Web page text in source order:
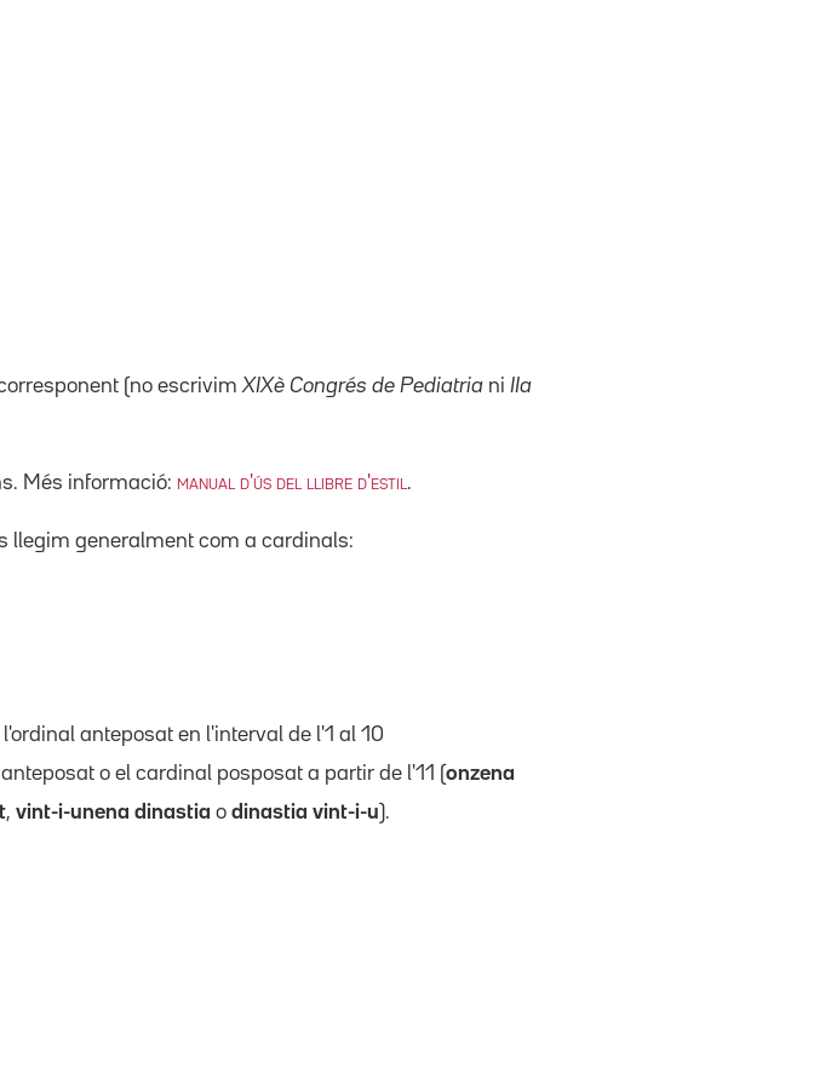
(no escrivim XIXè Congrés de Pediatria ni IIa
Més informació: manual d'ús del llibre d'estil .
llegim generalment com a cardinals:
anteposat en l'interval de l'1 al 10
o el cardinal posposat a partir de l'11 (onzena
, vint-i-unena dinastia o dinastia vint-i-u).